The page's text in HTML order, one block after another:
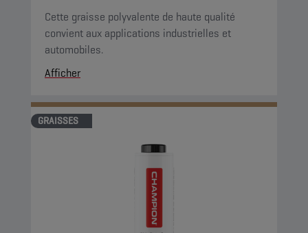
Cette graisse polyvalente de haute qualité
convient aux applications industrielles et
automobiles.
Afficher
GRAISSES